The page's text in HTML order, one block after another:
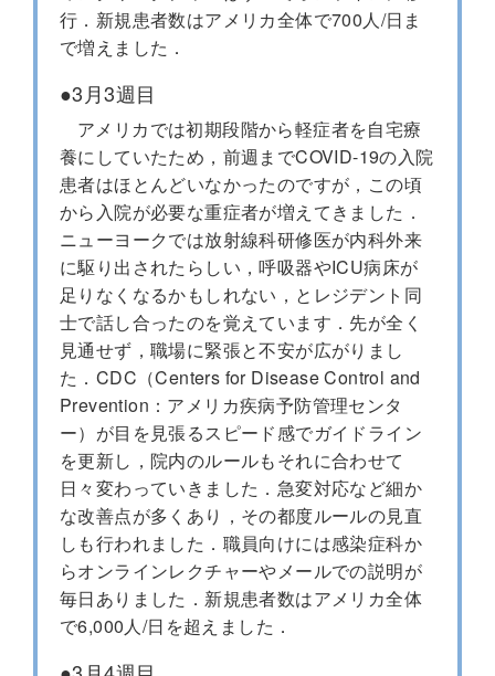
行．新規患者数はアメリカ全体で700人/日ま
で増えました．
●3月3週目
アメリカでは初期段階から軽症者を自宅療
養にしていたため，前週までCOVID-19の入院
患者はほとんどいなかったのですが，この頃
から入院が必要な重症者が増えてきました．
ニューヨークでは放射線科研修医が内科外来
に駆り出されたらしい，呼吸器やICU病床が
足りなくなるかもしれない，とレジデント同
士で話し合ったのを覚えています．先が全く
見通せず，職場に緊張と不安が広がりまし
た．CDC（Centers for Disease Control and
Prevention：アメリカ疾病予防管理センタ
ー）が目を見張るスピード感でガイドライン
を更新し，院内のルールもそれに合わせて
日々変わっていきました．急変対応など細か
な改善点が多くあり，その都度ルールの見直
しも行われました．職員向けには感染症科か
らオンラインレクチャーやメールでの説明が
毎日ありました．新規患者数はアメリカ全体
で6,000人/日を超えました．